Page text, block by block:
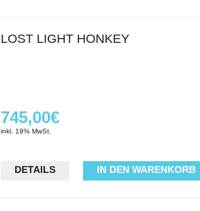
LOST LIGHT HONKEY
745,00€
inkl. 19% MwSt.
DETAILS IN DEN WARENKORB